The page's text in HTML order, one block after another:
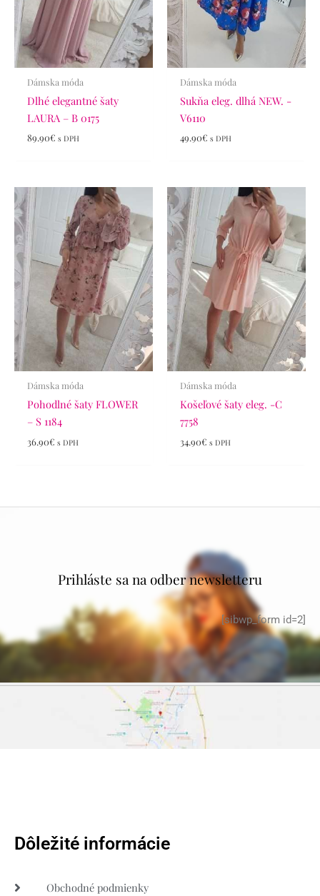
Dámska móda
Dlhé elegantné šaty
LAURA – B 0175
89.90€ s DPH
Dámska móda
Sukňa eleg. dlhá NEW. -
V6110
49.90€ s DPH
Dámska móda
Pohodlné šaty FLOWER
– S 1184
36.90€ s DPH
Dámska móda
Košeľové šaty eleg. -C
7758
34.90€ s DPH
Prihláste sa na odber newsletteru
[sibwp_form id=2]
Dôležité informácie
Obchodné podmienky